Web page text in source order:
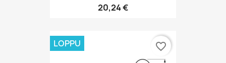
20,24 €
LOPPU favorite_border